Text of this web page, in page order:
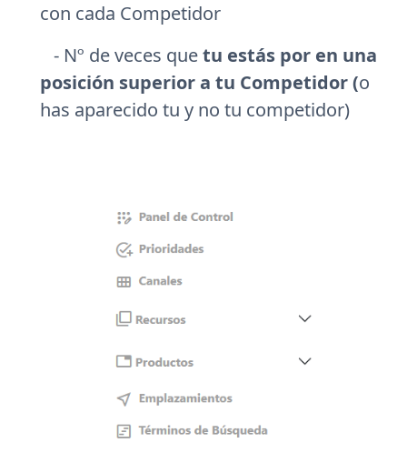
con cada Competidor
- Nº de veces quetu estás por en una
posición superior a tu Competidor (o
has aparecido tu y no tu competidor)